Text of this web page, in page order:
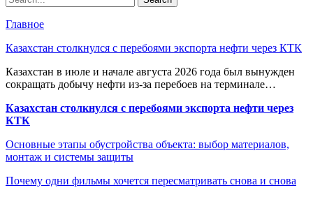
Главное
Казахстан столкнулся с перебоями экспорта нефти через КТК
Казахстан в июле и начале августа 2026 года был вынужден
сокращать добычу нефти из-за перебоев на терминале…
Казахстан столкнулся с перебоями экспорта нефти через
КТК
Основные этапы обустройства объекта: выбор материалов,
монтаж и системы защиты
Почему одни фильмы хочется пересматривать снова и снова